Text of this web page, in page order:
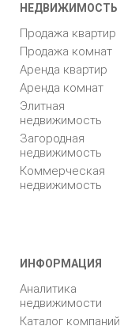
НЕДВИЖИМОСТЬ
Продажа квартир
Продажа комнат
Аренда квартир
Аренда комнат
Элитная
недвижимость
Загородная
недвижимость
Коммерческая
недвижимость
ИНФОРМАЦИЯ
Аналитика
недвижимости
Каталог компаний